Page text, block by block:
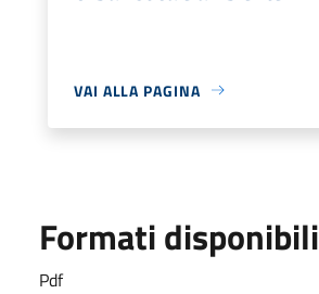
VAI ALLA PAGINA
Formati disponibili
Pdf